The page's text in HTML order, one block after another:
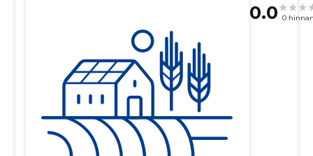
0.0 0